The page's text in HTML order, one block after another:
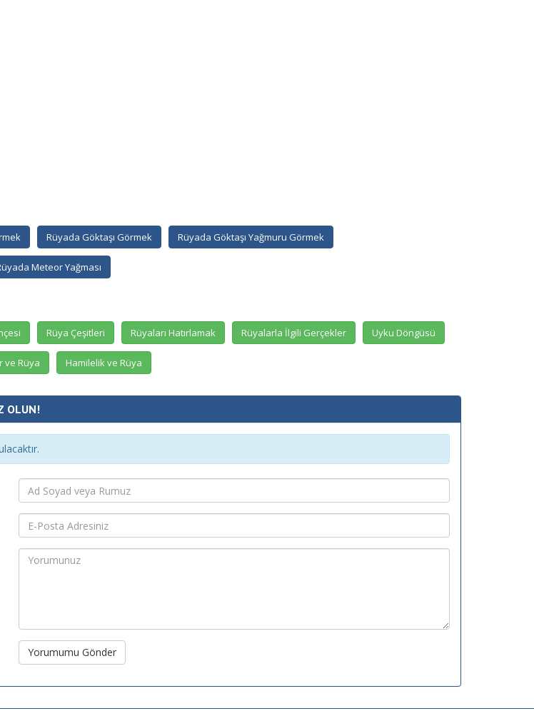
Rüyada Göktaşı Görmek Rüyada Göktaşı Yağmuru Görmek
Meteor Yağması
Rüya Çeşitleri Rüyaları Hatırlamak Rüyalarla İlgili Gerçekler Uyku Döngüsü
ve Rüya Hamilelik ve Rüya
OLUN!
Yorumumu Gönder